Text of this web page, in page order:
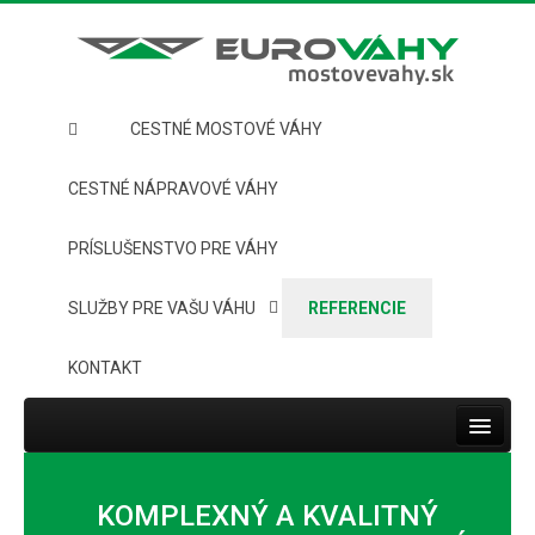
CESTNÉ MOSTOVÉ VÁHY
CESTNÉ NÁPRAVOVÉ VÁHY
PRÍSLUŠENSTVO PRE VÁHY
SLUŽBY PRE VAŠU VÁHU REFERENCIE
KONTAKT
Toggle
CESTNÉ MOSTOVÉ VÁHY
KOMPLEXNÝ A KVALITNÝ